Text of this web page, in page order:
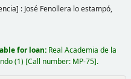
: José Fenollera lo estampó,
for loan: Real Academia de la
(1) Call number: MP-75 .